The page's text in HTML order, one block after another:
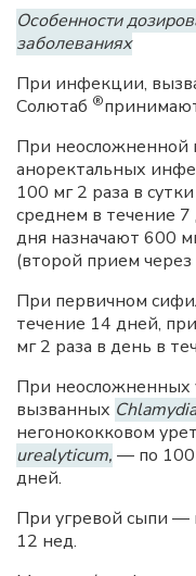
Особенности
заболеваниях
При инфекции,
Солютаб ®
При неосложненной
аноректальных
100 мг 2 раза в
среднем в течение 7
дня назначают 600
(второй прием через
При первичном
течение 14 дней,
мг 2 раза в день в
При неосложненных
вызванных
негонококковом
urealyticum, — по 100
дней.
При угревой сыпи —
12 нед.